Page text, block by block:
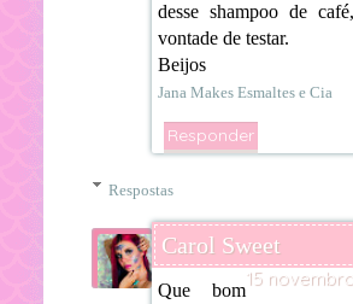
desse shampoo de
vontade de testar.
Beijos
Jana Makes Esmaltes e Cia
Responder
Respostas
Carol Sweet
15
Que bom